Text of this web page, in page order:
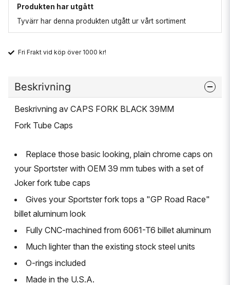
Produkten har utgått
Tyvärr har denna produkten utgått ur vårt sortiment
Fri Frakt vid köp över 1000 kr!
Beskrivning
Beskrivning av CAPS FORK BLACK 39MM
Fork Tube Caps
Replace those basic looking, plain chrome caps on
your Sportster with OEM 39 mm tubes with a set of
Joker fork tube caps
Gives your Sportster fork tops a "GP Road Race"
billet aluminum look
Fully CNC-machined from 6061-T6 billet aluminum
Much lighter than the existing stock steel units
O-rings included
Made in the U.S.A.